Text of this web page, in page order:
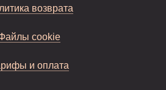
возврата
cookie
и оплата